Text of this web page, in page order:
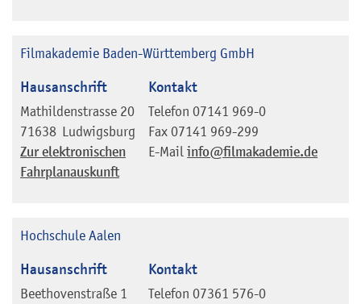
Filmakademie Baden-Württemberg GmbH
Hausanschrift
Mathildenstrasse 20
71638 Ludwigsburg
Zur elektronischen
Fahrplanauskunft
Kontakt
Telefon 07141 969-0
Fax 07141 969-299
E-Mail info@filmakademie.de
Hochschule Aalen
Hausanschrift
Beethovenstraße 1
Kontakt
Telefon 07361 576-0